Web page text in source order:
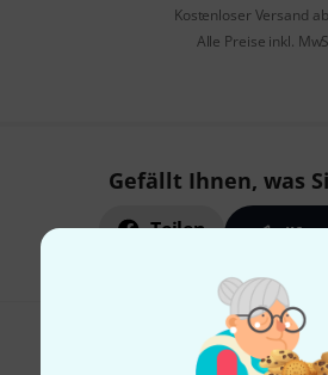
Kostenloser Versand
Alle Preise inkl.
Gefällt Ihnen, was
Teilen Hilfe